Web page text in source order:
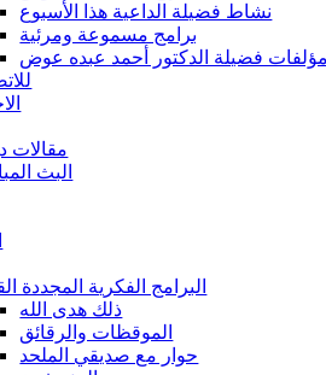
نشاط فضيلة الداعية هذا الأسبوع
برامج مسموعة ومرئية
فضيلة الدكتور أحمد عبده عوض
مقالات
البث
البرامج الفكرية المجددة
ذلك هدى الله
الموقظات والرقائق
حوار مع صديقي الملحد